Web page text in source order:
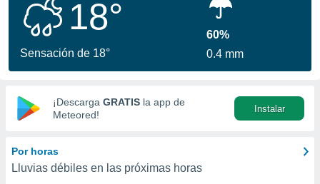
para
que se
calidad.
a este
las
y
digital
basada
18°
Sensación de 18°
60%
0.4 mm
¡Descarga GRATIS la app de
Meteored!
Instalar
Por horas
Lluvias débiles en las próximas horas